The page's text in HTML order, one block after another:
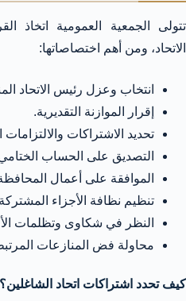
تتولى الجمعية العمومية اتخاذ
الاتحاد، ومن أهم اختصاصاتها:
انتخاب وعزل رئيس الاتحاد
إقرار الموازنة التقديرية.
تحديد الاشتراكات والالتزامات
التصديق على الحساب
الموافقة على أعمال
تنظيم نظافة الأجزاء
النظر في شكاوى وتظلمات
محاولة فض المنازعات
كيف تحدد اشتراكات اتحاد الشاغلين؟